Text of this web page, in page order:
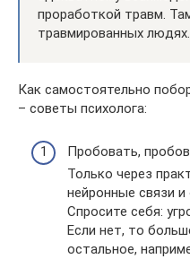
проработкой травм.
травмированных людях.
Как самостоятельно
– советы психолога:
Пробовать,
Только через
нейронные связи
Спросите себя:
Если нет, то
остальное,